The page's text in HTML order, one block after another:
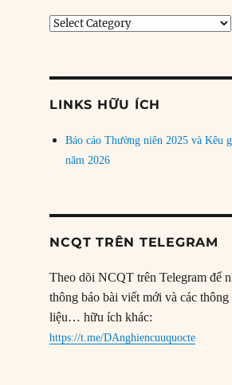
Tìm
chủ
LINKS HỮU ÍCH
Báo cáo Thường niên 2025 và Kêu
năm 2026
NCQT TRÊN TELEGRAM
Theo dõi NCQT trên Telegram để
thông báo bài viết mới và các
liệu… hữu ích khác:
https://t.me/DAnghiencuuquocte